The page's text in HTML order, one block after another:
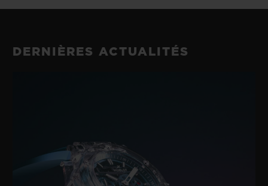
DERNIÈRES ACTUALITÉS